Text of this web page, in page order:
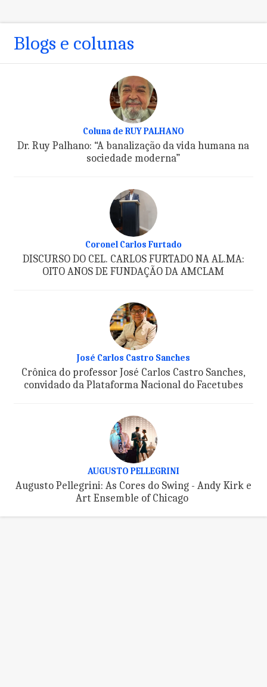
Blogs e colunas
Coluna de RUY PALHANO
Dr. Ruy Palhano: “A banalização da vida humana na
sociedade moderna”
Coronel Carlos Furtado
DISCURSO DO CEL. CARLOS FURTADO NA AL.MA:
OITO ANOS DE FUNDAÇÃO DA AMCLAM
José Carlos Castro Sanches
Crônica do professor José Carlos Castro Sanches,
convidado da Plataforma Nacional do Facetubes
AUGUSTO PELLEGRINI
Augusto Pellegrini: As Cores do Swing - Andy Kirk e
Art Ensemble of Chicago